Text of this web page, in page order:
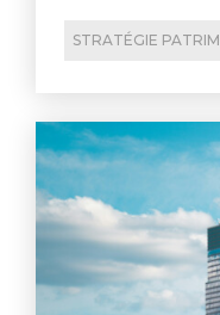
STRATÉGIE